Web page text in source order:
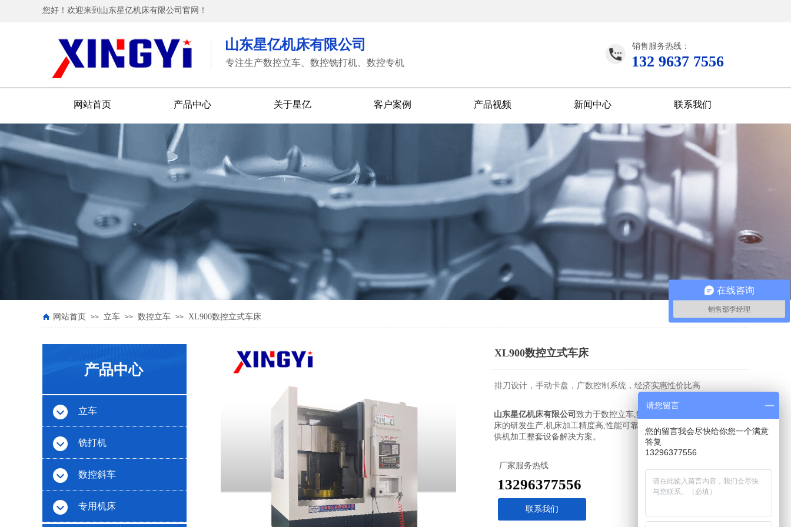
您好！欢迎来到山东星亿机床有限公司官网！
山东星亿机床有限公司 销售服务热线：
132 9637 7556
专注生产数控立车、数控铣打机、数控专机
网站首页 产品中心 关于星亿 客户案例 产品视频 新闻中心 联系我们
网站首页 >> 立车 >> 数控立车 >> XL900数控立式车床
XL900数控立式车床
排刀设计，手动卡盘，广数控制系统，经济实惠性价比高
产品中心
立车
铣打机
数控斜车
专用机床
山东星亿机床有限公司 致力于数控立车,数控专机,铣打机等数控专用机
床的研发生产,机床加工精度高,性能可靠,厂家直营,价格实惠,为客户提
供机加工整套设备解决方案。
厂家服务热线
13296377556
联系我们
在线咨询
销售部李经理
请您留言
您的留言我会尽快给你您一个满意
答复
13296377556